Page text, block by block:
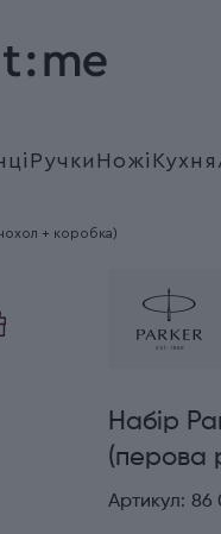
Ручки Ножі Кухня
+ коробка)
Набір
(перова
Артикул: 86